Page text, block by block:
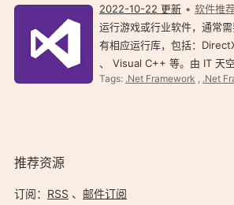
2022-10-22 更新 软件推
运行游戏或行业软件，通常
有相应运行库，包括：
、 Visual C++ 等。由 IT 天
包 GoRuntime，适用于 32
Tags: .Net Framework , .Net
推荐资源
订阅： RSS 、 邮件订阅